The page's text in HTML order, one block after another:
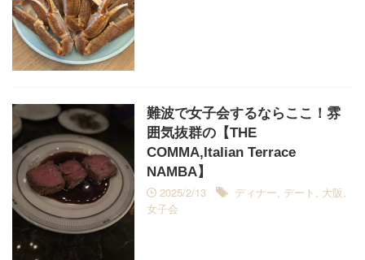
難波で女子会するならここ！雰
囲気抜群の【THE
COMMA,Italian Terrace
NAMBA】
2025/2/13
ディナー, デート , 大阪,
女子会